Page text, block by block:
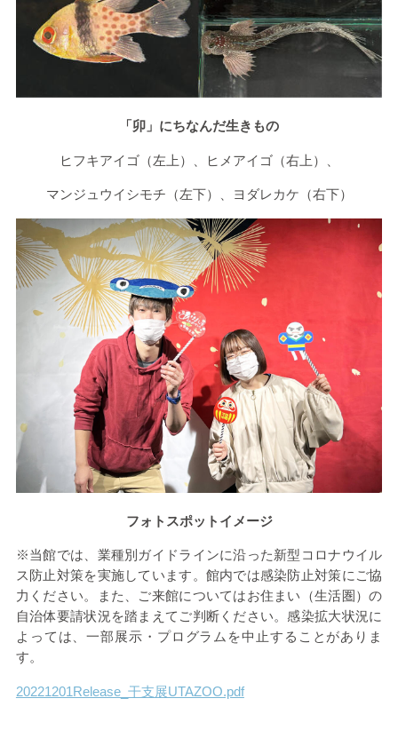
「卯」にちなんだ生きもの
ヒフキアイゴ（左上）、ヒメアイゴ（右上）、
マンジュウイシモチ（左下）、ヨダレカケ（右下）
フォトスポットイメージ
※当館では、業種別ガイドラインに沿った新型コロナウイル
ス防止対策を実施しています。館内では感染防止対策にご協
力ください。また、ご来館についてはお住まい（生活圏）の
自治体要請状況を踏まえてご判断ください。感染拡大状況に
よっては、一部展示・プログラムを中止することがありま
す。
20221201Release_干支展UTAZOO.pdf